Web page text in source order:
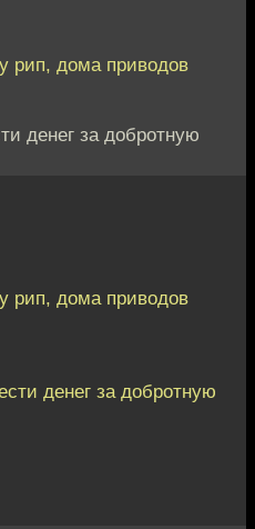
рип, дома приводов
денег за добротную
рип, дома приводов
денег за добротную